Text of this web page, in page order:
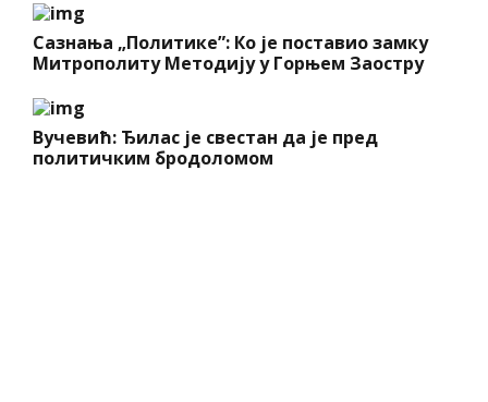
Сазнања „Политике”: Ко је поставио замку
Митрополиту Методију у Горњем Заостру
Вучевић: Ђилас је свестан да је пред
политичким бродоломом